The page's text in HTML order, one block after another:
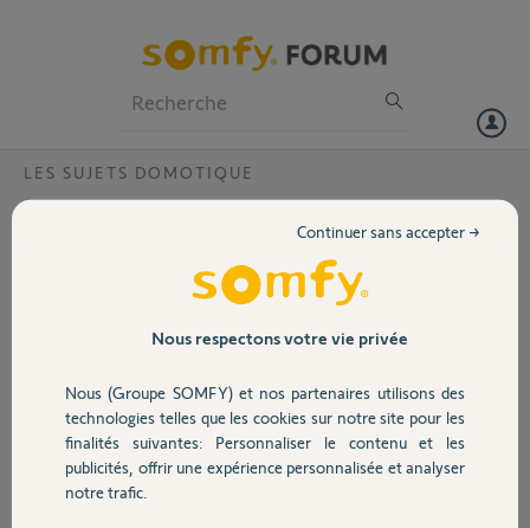
Volet
Sécurité
Domotique
LES SUJETS DOMOTIQUE
Achat le lundi 4 novembre de la switch, et téléchargé l'application
Tahoma par Somfy sous Android. Après avoir renseigné le code PIN il
est indiqué : Votre switch ne peut être activée à travers ce process.
Téléchargez l'appli Somfy Tahoma 3.0. Dans Play store, je ne trouve
Merci,
Cordialement
Jean Bernard M.
il y a presque 2 ans
Nous respectons votre vie privée
Nous (Groupe SOMFY) et nos partenaires utilisons des
technologies telles que les cookies sur notre site pour les
finalités suivantes: Personnaliser le contenu et les
publicités, offrir une expérience personnalisée et analyser
notre trafic.
Continuer sans accepter →